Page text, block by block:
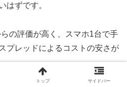
はずです。
の評価が高く、スマホ1台で手
プレッドによるコストの安さが
トップ サイドバー